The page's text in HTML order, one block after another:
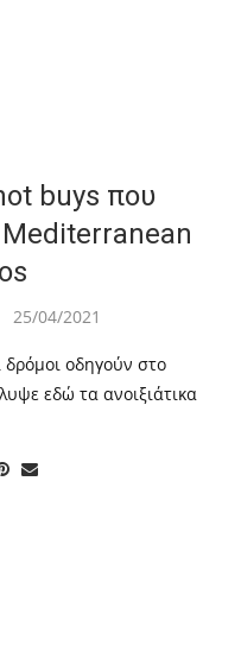
buys που
Mediterranean
25/04/2021
δρόμοι οδηγούν στο
εδώ τα ανοιξιάτικα